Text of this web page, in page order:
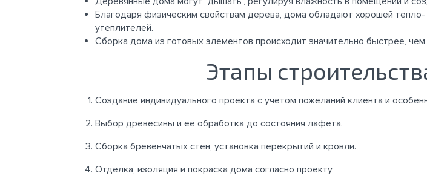
Благодаря физическим свойствам дерева, дома обладают хорошей
утеплителей.
Сборка дома из готовых элементов происходит значительно быстрее,
Этапы
Создание индивидуального проекта с учетом пожеланий клиента и
Выбор древесины и её обработка до состояния лафета.
Сборка бревенчатых стен, установка перекрытий и кровли.
Отделка, изоляция и покраска дома согласно проекту